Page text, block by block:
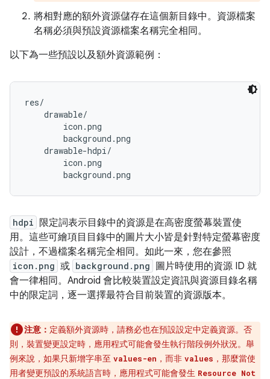
將相對應的額外資源儲存在這個新目錄中。資源檔案
名稱必須與預設資源檔案名稱完全相同。
以下為一些預設以及額外資源範例：
res/
    drawable/
        icon.png
        background.png
    drawable-hdpi/
        icon.png
hdpi
限定詞表示目錄中的資源是在高密度螢幕裝置使
用。這些可繪項目目錄中的圖片大小皆是針對特定螢幕密度
設計，不過檔案名稱完全相同。如此一來，您在參照
icon.png 或 background.png
圖片時使用的資源 ID 就
會一律相同。Android 會比較裝置設定資訊與資源目錄名稱
中的限定詞，逐一選擇最符合目前裝置的資源版本。
注意： 定義額外資源時，請務必也在預設設定中定義資源。否
則，裝置變更設定時，應用程式可能會發生執行階段例外狀況。舉
例來說，如果只新增字串至 values-en ，而非 values ，那麼當使
用者變更預設的系統語言時，應用程式可能會發生 Resource Not